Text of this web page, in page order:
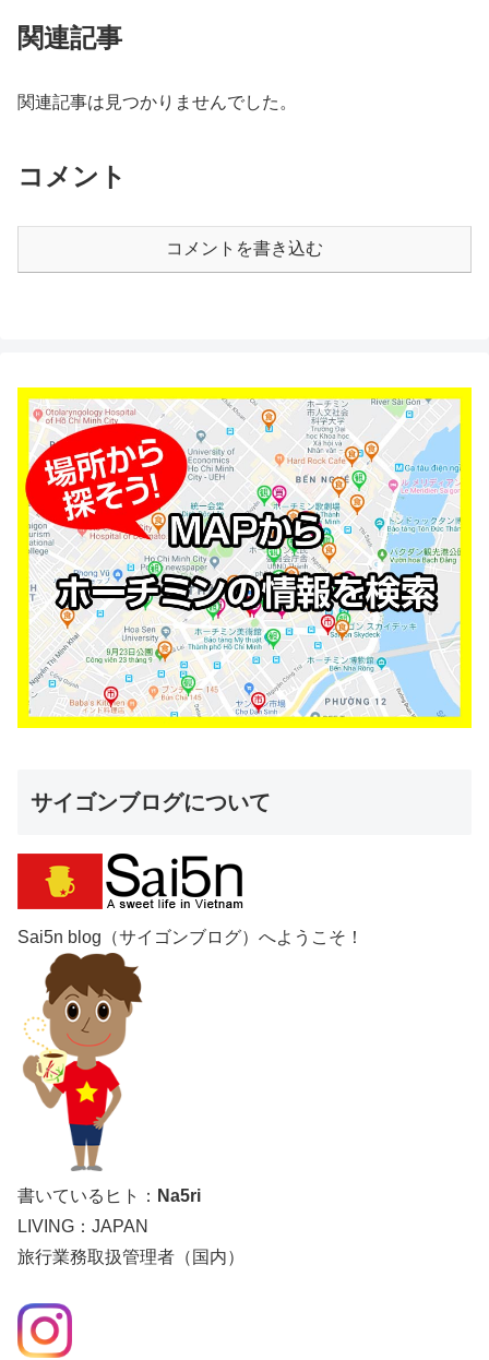
関連記事
関連記事は見つかりませんでした。
コメント
コメントを書き込む
サイゴンブログについて
Sai5n blog（サイゴンブログ）へようこそ！
書いているヒト： Na5ri
LIVING：JAPAN
旅行業務取扱管理者（国内）